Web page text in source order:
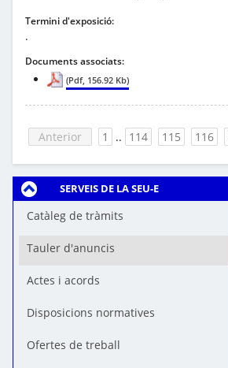
SERVEIS DE LA SEU-E
Catàleg de tràmits
Tauler d'anuncis
Actes i acords
Disposicions normatives
Ofertes de treball
Termini d'exposició:
.
Documents associats:
(Pdf, 156.92 Kb)
Anterior 1 .. 114 115 116